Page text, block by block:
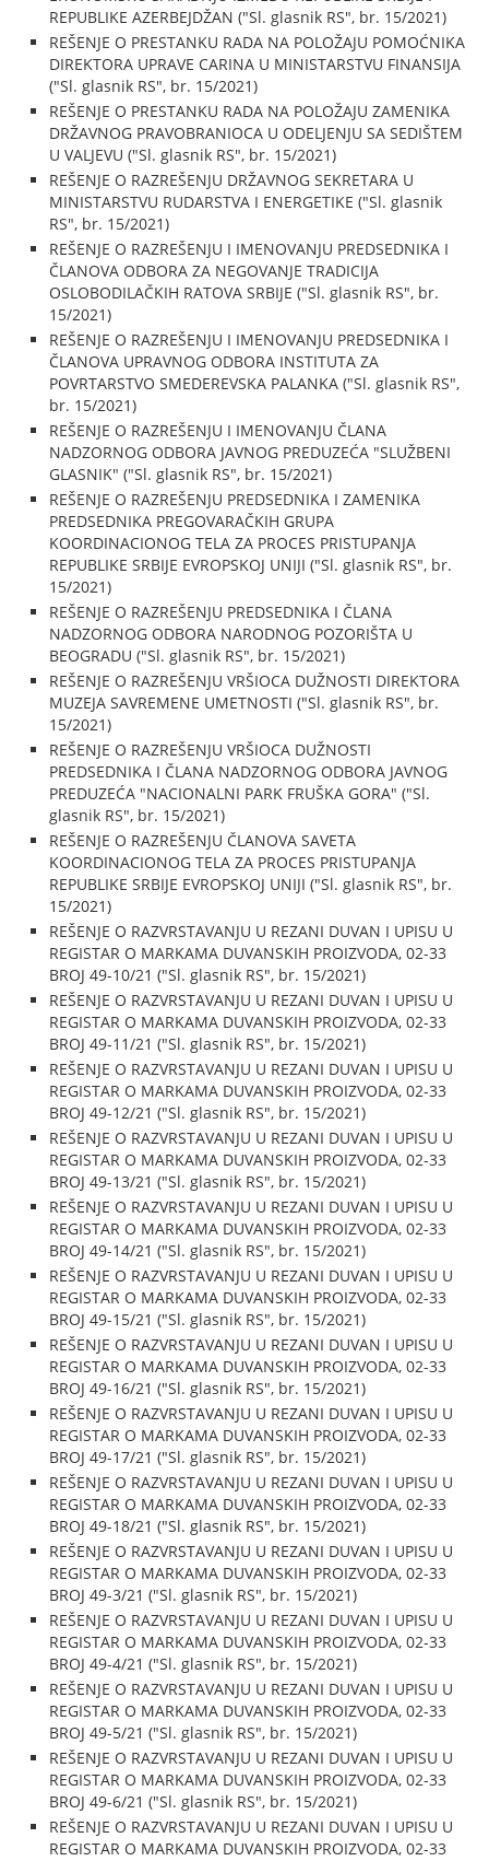
REPUBLIKE AZERBEJDŽAN ("Sl. glasnik RS", br. 15/2021)
REŠENJE O PRESTANKU RADA NA POLOŽAJU POMOĆNIKA
DIREKTORA UPRAVE CARINA U MINISTARSTVU FINANSIJA
("Sl. glasnik RS", br. 15/2021)
REŠENJE O PRESTANKU RADA NA POLOŽAJU ZAMENIKA
DRŽAVNOG PRAVOBRANIOCA U ODELJENJU SA SEDIŠTEM
U VALJEVU ("Sl. glasnik RS", br. 15/2021)
REŠENJE O RAZREŠENJU DRŽAVNOG SEKRETARA U
MINISTARSTVU RUDARSTVA I ENERGETIKE ("Sl. glasnik
RS", br. 15/2021)
REŠENJE O RAZREŠENJU I IMENOVANJU PREDSEDNIKA I
ČLANOVA ODBORA ZA NEGOVANJE TRADICIJA
OSLOBODILAČKIH RATOVA SRBIJE ("Sl. glasnik RS", br.
15/2021)
REŠENJE O RAZREŠENJU I IMENOVANJU PREDSEDNIKA I
ČLANOVA UPRAVNOG ODBORA INSTITUTA ZA
POVRTARSTVO SMEDEREVSKA PALANKA ("Sl. glasnik RS",
br. 15/2021)
REŠENJE O RAZREŠENJU I IMENOVANJU ČLANA
NADZORNOG ODBORA JAVNOG PREDUZEĆA "SLUŽBENI
GLASNIK" ("Sl. glasnik RS", br. 15/2021)
REŠENJE O RAZREŠENJU PREDSEDNIKA I ZAMENIKA
PREDSEDNIKA PREGOVARAČKIH GRUPA
KOORDINACIONOG TELA ZA PROCES PRISTUPANJA
REPUBLIKE SRBIJE EVROPSKOJ UNIJI ("Sl. glasnik RS", br.
15/2021)
REŠENJE O RAZREŠENJU PREDSEDNIKA I ČLANA
NADZORNOG ODBORA NARODNOG POZORIŠTA U
BEOGRADU ("Sl. glasnik RS", br. 15/2021)
REŠENJE O RAZREŠENJU VRŠIOCA DUŽNOSTI DIREKTORA
MUZEJA SAVREMENE UMETNOSTI ("Sl. glasnik RS", br.
15/2021)
REŠENJE O RAZREŠENJU VRŠIOCA DUŽNOSTI
PREDSEDNIKA I ČLANA NADZORNOG ODBORA JAVNOG
PREDUZEĆA "NACIONALNI PARK FRUŠKA GORA" ("Sl.
glasnik RS", br. 15/2021)
REŠENJE O RAZREŠENJU ČLANOVA SAVETA
KOORDINACIONOG TELA ZA PROCES PRISTUPANJA
REPUBLIKE SRBIJE EVROPSKOJ UNIJI ("Sl. glasnik RS", br.
15/2021)
REŠENJE O RAZVRSTAVANJU U REZANI DUVAN I UPISU U
REGISTAR O MARKAMA DUVANSKIH PROIZVODA, 02-33
BROJ 49-10/21 ("Sl. glasnik RS", br. 15/2021)
REŠENJE O RAZVRSTAVANJU U REZANI DUVAN I UPISU U
REGISTAR O MARKAMA DUVANSKIH PROIZVODA, 02-33
BROJ 49-11/21 ("Sl. glasnik RS", br. 15/2021)
REŠENJE O RAZVRSTAVANJU U REZANI DUVAN I UPISU U
REGISTAR O MARKAMA DUVANSKIH PROIZVODA, 02-33
BROJ 49-12/21 ("Sl. glasnik RS", br. 15/2021)
REŠENJE O RAZVRSTAVANJU U REZANI DUVAN I UPISU U
REGISTAR O MARKAMA DUVANSKIH PROIZVODA, 02-33
BROJ 49-13/21 ("Sl. glasnik RS", br. 15/2021)
REŠENJE O RAZVRSTAVANJU U REZANI DUVAN I UPISU U
REGISTAR O MARKAMA DUVANSKIH PROIZVODA, 02-33
BROJ 49-14/21 ("Sl. glasnik RS", br. 15/2021)
REŠENJE O RAZVRSTAVANJU U REZANI DUVAN I UPISU U
REGISTAR O MARKAMA DUVANSKIH PROIZVODA, 02-33
BROJ 49-15/21 ("Sl. glasnik RS", br. 15/2021)
REŠENJE O RAZVRSTAVANJU U REZANI DUVAN I UPISU U
REGISTAR O MARKAMA DUVANSKIH PROIZVODA, 02-33
BROJ 49-16/21 ("Sl. glasnik RS", br. 15/2021)
REŠENJE O RAZVRSTAVANJU U REZANI DUVAN I UPISU U
REGISTAR O MARKAMA DUVANSKIH PROIZVODA, 02-33
BROJ 49-17/21 ("Sl. glasnik RS", br. 15/2021)
REŠENJE O RAZVRSTAVANJU U REZANI DUVAN I UPISU U
REGISTAR O MARKAMA DUVANSKIH PROIZVODA, 02-33
BROJ 49-18/21 ("Sl. glasnik RS", br. 15/2021)
REŠENJE O RAZVRSTAVANJU U REZANI DUVAN I UPISU U
REGISTAR O MARKAMA DUVANSKIH PROIZVODA, 02-33
BROJ 49-3/21 ("Sl. glasnik RS", br. 15/2021)
REŠENJE O RAZVRSTAVANJU U REZANI DUVAN I UPISU U
REGISTAR O MARKAMA DUVANSKIH PROIZVODA, 02-33
BROJ 49-4/21 ("Sl. glasnik RS", br. 15/2021)
REŠENJE O RAZVRSTAVANJU U REZANI DUVAN I UPISU U
REGISTAR O MARKAMA DUVANSKIH PROIZVODA, 02-33
BROJ 49-5/21 ("Sl. glasnik RS", br. 15/2021)
REŠENJE O RAZVRSTAVANJU U REZANI DUVAN I UPISU U
REGISTAR O MARKAMA DUVANSKIH PROIZVODA, 02-33
BROJ 49-6/21 ("Sl. glasnik RS", br. 15/2021)
REŠENJE O RAZVRSTAVANJU U REZANI DUVAN I UPISU U
REGISTAR O MARKAMA DUVANSKIH PROIZVODA, 02-33